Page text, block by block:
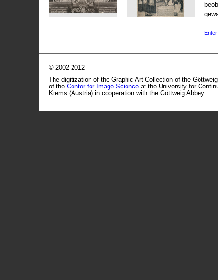
© 2002-2012
The digitization of the Graphic Art Collection of the
of the Center for Image Science at the University for
Krems (Austria) in cooperation with the Göttweig Abbey